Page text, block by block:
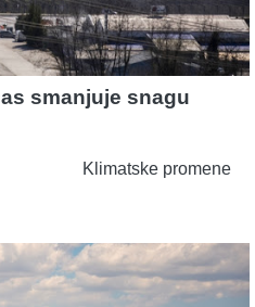
smanjuje snagu
Klimatske promene